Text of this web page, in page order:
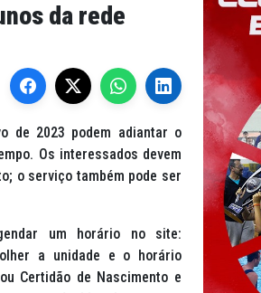
da rede
de 2023 podem adiantar o
Os interessados devem
o serviço também pode ser
um horário no site:
a unidade e o horário
Certidão de Nascimento e